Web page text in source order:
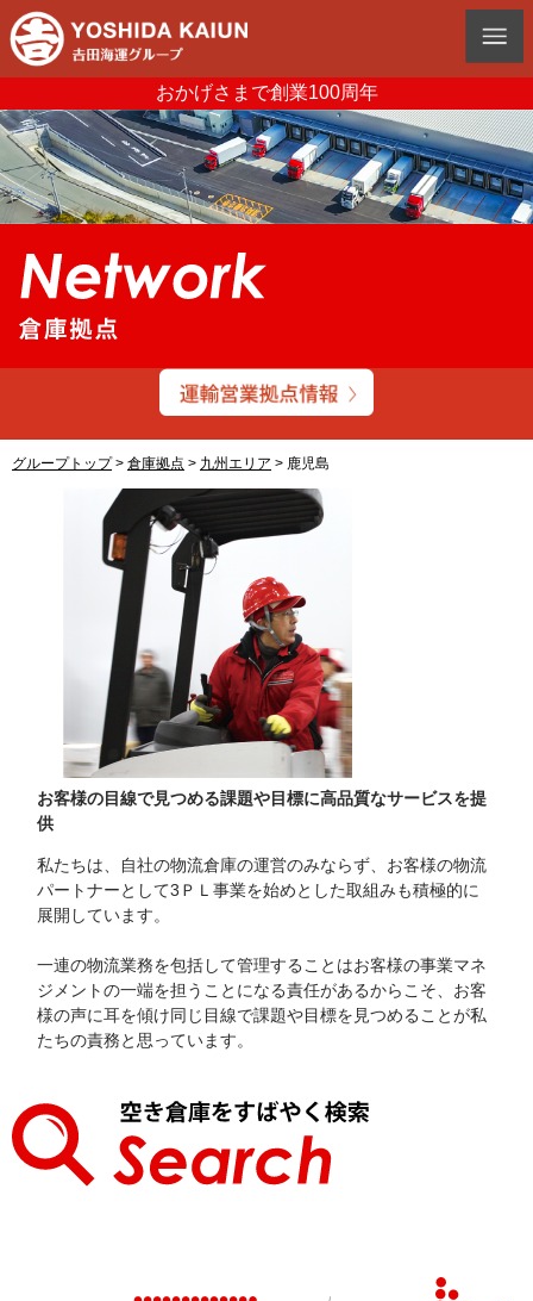
おかげさまで創業100周年
グループトップ> 倉庫拠点 > 九州エリア > 鹿児島
お客様の目線で見つめる課題や目標に高品質なサービスを提
供
私たちは、自社の物流倉庫の運営のみならず、お客様の物流
パートナーとして3ＰＬ事業を始めとした取組みも積極的に
展開しています。
一連の物流業務を包括して管理することはお客様の事業マネ
ジメントの一端を担うことになる責任があるからこそ、お客
様の声に耳を傾け同じ目線で課題や目標を見つめることが私
たちの責務と思っています。